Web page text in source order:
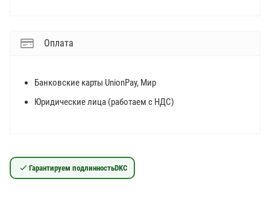
Оплата
Банковские карты UnionPay, Мир
Юридические лица (работаем с НДС)
Гарантируем подлинностьDKC